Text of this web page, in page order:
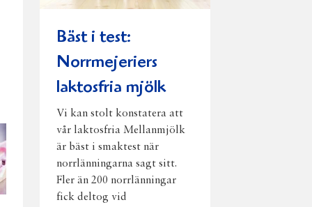
Bäst i test:
Norrmejeriers
laktosfria mjölk
Vi kan stolt konstatera att
vår laktosfria Mellanmjölk
är bäst i smaktest när
norrlänningarna sagt sitt.
Fler än 200 norrlänningar
fick deltog vid